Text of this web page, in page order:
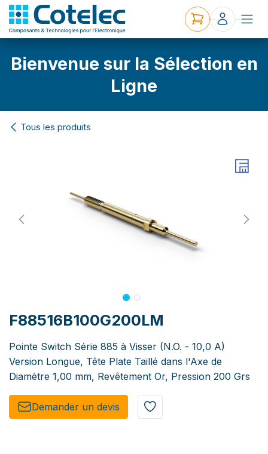
Bienvenue sur la Sélection en
Ligne
Tous les produits
F88516B100G200LM
Pointe Switch Série 885 à Visser (N.O. - 10,0 A)
Version Longue, Tête Plate Taillé dans l'Axe de
Diamètre 1,00 mm, Revêtement Or, Pression 200 Grs
Demander un de​​vis​​